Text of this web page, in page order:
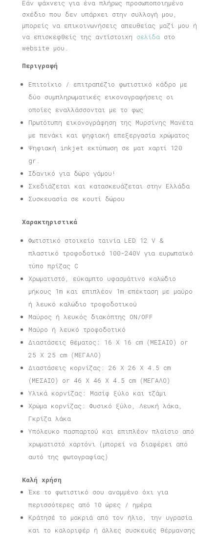
Εάν ψάχνεις για ένα πλήρως προσωποποιημένο
σχέδιο που δεν υπάρχει στην συλλογή μου,
μπορείς να επικοινωνήσεις απευθείας μαζί μου ή
να επισκεφθείς της αντίστοιχη σελίδαστο
website μου.
Περιγραφή
Επιτοίχιο / επιτραπέζιο φωτιστικό κάδρο με
δύο συμπληρωματικές εικονογραφήσεις οι
οποίες εναλλάσσονται με το φως
Πρωτότυπη εικονογράφηση της Μυρσίνης Μανέτα
με πενάκι και ψηφιακή επεξεργασία χρώματος
Ψηφιακή inkjet εκτύπωση σε ματ χαρτί 120
gr.
Ιδανικό για δώρο γάμου!
Σχεδιάζεται και κατασκευάζεται στην Ελλάδα
Συσκευασία σε κουτί δώρου
Χαρακτηριστικά
Φωτιστικό στοιχείο ταινία LED 12 V &
πλαστικό τροφοδοτικό 100-240V για ευρωπαϊκό
τύπο πρίζας C
Χρωματιστό, εύκαμπτο υφασμάτινο καλώδιο
μήκους 1m και επιπλέον 1m επέκταση με μαύρο
ή λευκό καλώδιο τροφοδοτικού
Μαύρος ή λευκός διακόπτης ON/OFF
Μαύρο ή λευκό τροφοδοτικό
Διαστάσεις θέματος: 16 X 16 cm (ΜΕΣΑΙΟ) or
25 X 25 cm (ΜΕΓΑΛΟ)
Διαστάσεις κορνίζας: 26 X 26 X 4.5 cm
(ΜΕΣΑΙΟ) or 46 X 46 X 4.5 cm (ΜΕΓΑΛΟ)
Υλικά κορνίζας: Μασίφ ξύλο και τζάμι
Χρώμα κορνίζας: Φυσικό ξύλο, Λευκή λάκα,
Γκρίζα λάκα
Υπόλευκο πασπαρτού και επιπλέον πλαίσιο από
χρωματιστό χαρτόνι (μπορεί να διαφέρει από
αυτό της φωτογραφίας)
Καλή χρήση
Έχε το φωτιστικό σου αναμμένο όχι για
περισσότερες από 10 ώρες / ημέρα
Κράτησέ το μακριά από τον ήλιο, την υγρασία
και το καλοριφέρ ή άλλες συσκευές θέρμανσης